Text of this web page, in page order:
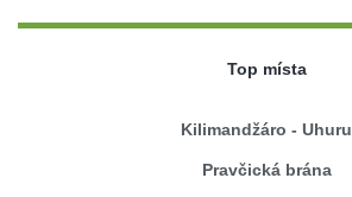
Top místa
Kilimandžáro - Uhuru
Pravčická brána